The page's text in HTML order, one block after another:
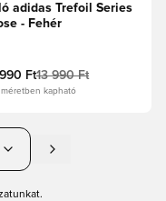
adidas Trefoil Series
- Fehér
Ft13 990 Ft
kapható